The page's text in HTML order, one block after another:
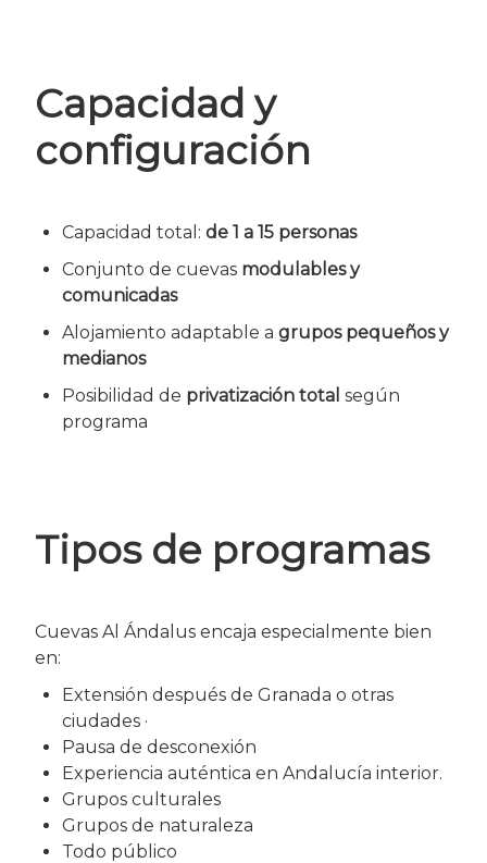
Capacidad y
configuración
Capacidad total: de 1 a 15 personas
Conjunto de cuevas modulables y
comunicadas
Alojamiento adaptable a grupos pequeños y
medianos
Posibilidad de privatización total según
programa
Tipos de programas
Cuevas Al Ándalus encaja especialmente bien
en:
Extensión después de Granada o otras
ciudades ·
Pausa de desconexión
Experiencia auténtica en Andalucía interior.
Grupos culturales
Grupos de naturaleza
Todo público